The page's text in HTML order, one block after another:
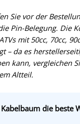
Sie vor der
Pin-Belegung. Die
mit 50cc, 70cc,
– da es
kann, vergleichen
Altteil.
die beste